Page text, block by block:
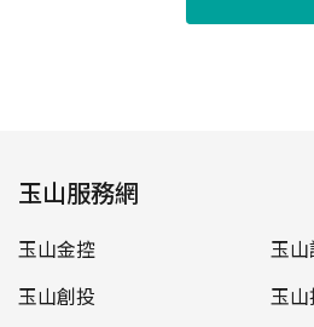
玉山服務網
玉山金控
玉
玉山創投
玉